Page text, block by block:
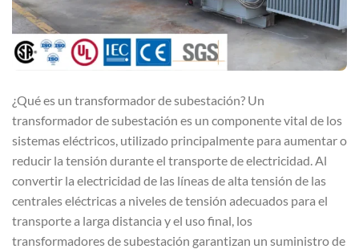
¿Qué es un transformador de subestación? Un
transformador de subestación es un componente vital de los
sistemas eléctricos, utilizado principalmente para aumentar o
reducir la tensión durante el transporte de electricidad. Al
convertir la electricidad de las líneas de alta tensión de las
centrales eléctricas a niveles de tensión adecuados para el
transporte a larga distancia y el uso final, los
transformadores de subestación garantizan un suministro de